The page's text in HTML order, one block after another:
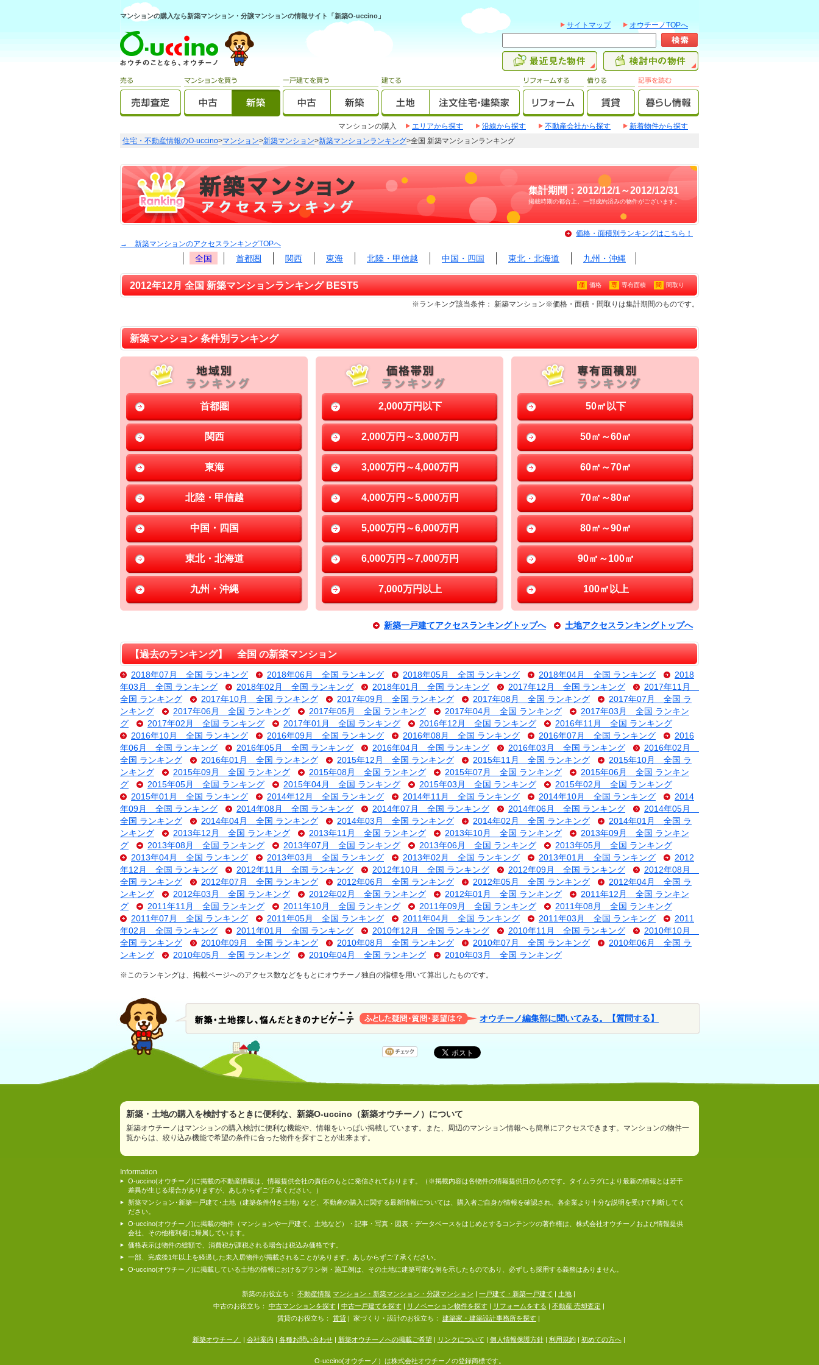
マンションの購入なら新築マンション・分譲マンションの情報サイト「新築O-uccino」
サイトマップ オウチーノTOPへ
マンションの購入 エリアから探す 沿線から探す 不動産会社から探す
新着物件から探す
住宅・不動産情報のO-uccino>マンション>新築マンション>新築マンションランキング>全国 新築マンションランキング
集計期間：2012/12/1～2012/12/31
掲載時期の都合上、一部成約済みの物件がございます。
価格・面積別ランキングはこちら！
→ 新築マンションのアクセスランキングTOPへ
全国 首都圏 関西 東海 北陸・甲信越 中国・四国 東北・北海道 九州・沖縄
2012年12月 全国 新築マンションランキング BEST5 価 価格 専 専有面積 間 間取り
※ランキング該当条件： 新築マンション※価格・面積・間取りは集計期間のものです。
新築マンション 条件別ランキング
首都圏
関西
東海
北陸・甲信越
中国・四国
東北・北海道
九州・沖縄
2,000万円以下
2,000万円～3,000万円
3,000万円～4,000万円
4,000万円～5,000万円
5,000万円～6,000万円
6,000万円～7,000万円
7,000万円以上
50㎡以下
50㎡～60㎡
60㎡～70㎡
70㎡～80㎡
80㎡～90㎡
90㎡～100㎡
100㎡以上
新築一戸建てアクセスランキングトップへ 土地アクセスランキングトップへ
【過去のランキング】 全国 の新築マンション
2018年07月 全国 ランキング 2018年06月 全国 ランキング 2018年05月 全国 ランキング 2018年04月 全国 ランキング
2018
年03月 全国 ランキング
2018年02月 全国 ランキング 2018年01月 全国 ランキング 2017年12月 全国 ランキング
2017年11月
全国 ランキング
2017年10月 全国 ランキング 2017年09月 全国 ランキング 2017年08月 全国 ランキング
2017年07月 全国 ラ
ンキング
2017年06月 全国 ランキング 2017年05月 全国 ランキング 2017年04月 全国 ランキング
2017年03月 全国 ランキン
グ
2017年02月 全国 ランキング 2017年01月 全国 ランキング 2016年12月 全国 ランキング
2016年11月 全国 ランキング
2016年10月 全国 ランキング
2016年09月 全国 ランキング 2016年08月 全国 ランキング 2016年07月 全国 ランキング
2016
年06月 全国 ランキング
2016年05月 全国 ランキング 2016年04月 全国 ランキング 2016年03月 全国 ランキング
2016年02月
全国 ランキング
2016年01月 全国 ランキング 2015年12月 全国 ランキング 2015年11月 全国 ランキング
2015年10月 全国 ラ
ンキング
2015年09月 全国 ランキング 2015年08月 全国 ランキング 2015年07月 全国 ランキング
2015年06月 全国 ランキン
グ
2015年05月 全国 ランキング 2015年04月 全国 ランキング 2015年03月 全国 ランキング
2015年02月 全国 ランキング
2015年01月 全国 ランキング
2014年12月 全国 ランキング 2014年11月 全国 ランキング 2014年10月 全国 ランキング
2014
年09月 全国 ランキング
2014年08月 全国 ランキング 2014年07月 全国 ランキング 2014年06月 全国 ランキング
2014年05月
全国 ランキング
2014年04月 全国 ランキング 2014年03月 全国 ランキング 2014年02月 全国 ランキング
2014年01月 全国 ラ
ンキング
2013年12月 全国 ランキング 2013年11月 全国 ランキング 2013年10月 全国 ランキング
2013年09月 全国 ランキン
グ
2013年08月 全国 ランキング 2013年07月 全国 ランキング 2013年06月 全国 ランキング
2013年05月 全国 ランキング
2013年04月 全国 ランキング
2013年03月 全国 ランキング 2013年02月 全国 ランキング 2013年01月 全国 ランキング
2012
年12月 全国 ランキング
2012年11月 全国 ランキング 2012年10月 全国 ランキング 2012年09月 全国 ランキング
2012年08月
全国 ランキング
2012年07月 全国 ランキング 2012年06月 全国 ランキング 2012年05月 全国 ランキング
2012年04月 全国 ラ
ンキング
2012年03月 全国 ランキング 2012年02月 全国 ランキング 2012年01月 全国 ランキング
2011年12月 全国 ランキン
グ
2011年11月 全国 ランキング 2011年10月 全国 ランキング 2011年09月 全国 ランキング
2011年08月 全国 ランキング
2011年07月 全国 ランキング
2011年05月 全国 ランキング 2011年04月 全国 ランキング 2011年03月 全国 ランキング
2011
年02月 全国 ランキング
2011年01月 全国 ランキング 2010年12月 全国 ランキング 2010年11月 全国 ランキング
2010年10月
全国 ランキング
2010年09月 全国 ランキング 2010年08月 全国 ランキング 2010年07月 全国 ランキング
2010年06月 全国 ラ
ンキング
2010年05月 全国 ランキング 2010年04月 全国 ランキング 2010年03月 全国 ランキング
※このランキングは、掲載ページへのアクセス数などをもとにオウチーノ独自の指標を用いて算出したものです。
オウチーノ編集部に聞いてみる。【質問する】
新築・土地の購入を検討するときに便利な、新築O-uccino（新築オウチーノ）について
新築オウチーノはマンションの購入検討に便利な機能や、情報をいっぱい掲載しています。また、周辺のマンション情報へも簡単にアクセスできます。マンションの物件一
覧からは、絞り込み機能で希望の条件に合った物件を探すことが出来ます。
Information
O-uccino(オウチーノ)に掲載の不動産情報は、情報提供会社の責任のもとに発信されております。（※掲載内容は各物件の情報提供日のものです。タイムラグにより最新の情報とは若干
差異が生じる場合がありますが、あしからずご了承ください。）
新築マンション･新築一戸建て･土地（建築条件付き土地）など、不動産の購入に関する最新情報については、購入者ご自身が情報を確認され、各企業より十分な説明を受けて判断してく
ださい。
O-uccino(オウチーノ)に掲載の物件（マンションや一戸建て、土地など）・記事・写真・図表・データベースをはじめとするコンテンツの著作権は、株式会社オウチーノおよび情報提供
会社、その他権利者に帰属しています。
価格表示は物件の総額で、消費税が課税される場合は税込み価格です。
一部、完成後1年以上を経過した未入居物件が掲載されることがあります。あしからずご了承ください。
O-uccino(オウチーノ)に掲載している土地の情報におけるプラン例・施工例は、その土地に建築可能な例を示したものであり、必ずしも採用する義務はありません。
新築のお役立ち： 不動産情報 マンション・新築マンション・分譲マンション 一戸建て・新築一戸建て 土地
中古のお役立ち：
中古マンションを探す| 中古一戸建てを探す| リノベーション物件を探す| リフォームをする 不動産 売却査定
賃貸のお役立ち：
賃貸 家づくり・設計のお役立ち： 建築家・建築設計事務所を探す
新築オウチーノ 会社案内 各種お問い合わせ| 新築オウチーノへの掲載ご希望 リンクについて 個人情報保護方針| 利用規約| 初めての方へ|
O-uccino(オウチーノ）は株式会社オウチーノの登録商標です。